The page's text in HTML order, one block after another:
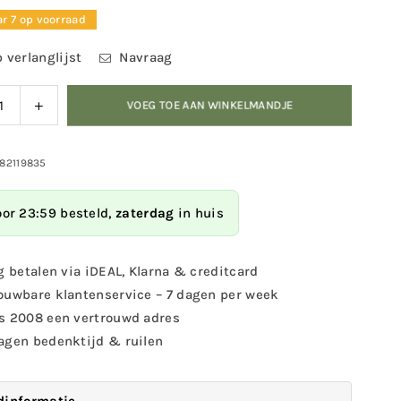
7 op voorraad
verlanglijst Navraag
Verhoog
de
voor
-
basket
haak
vogels
VOEG TOE AAN WINKELMANDJE
23:59 besteld, zaterdag in huis
betalen via iDEAL, Klarna & creditcard
klantenservice – 7 dagen per week
2008 een vertrouwd adres
bedenktijd & ruilen